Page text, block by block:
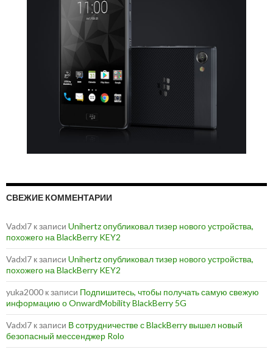
СВЕЖИЕ КОММЕНТАРИИ
Vadxl7 к записи Unihertz опубликовал тизер нового устройства,
похожего на BlackBerry KEY2
Vadxl7 к записи Unihertz опубликовал тизер нового устройства,
похожего на BlackBerry KEY2
yuka2000 к записи Подпишитесь, чтобы получать самую свежую
информацию о OnwardMobility BlackBerry 5G
Vadxl7 к записи В сотрудничестве с BlackBerry вышел новый
безопасный мессенджер Rolo